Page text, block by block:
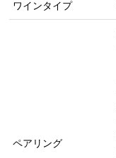
ワインタイプ
ペアリング